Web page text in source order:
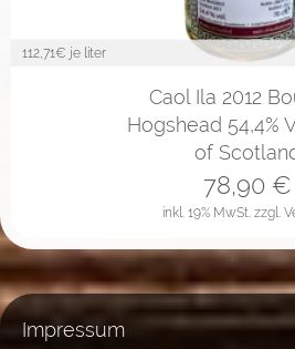
112,71€ je liter
Caol Ila 2012
Hogshead 54,4%
of
inkl. 19% MwSt. zzgl.
78,90 €
Impressum